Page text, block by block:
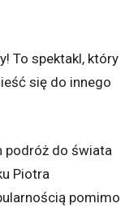
To spektakl, który
się do innego
podróż do świata
Piotra
pomimo